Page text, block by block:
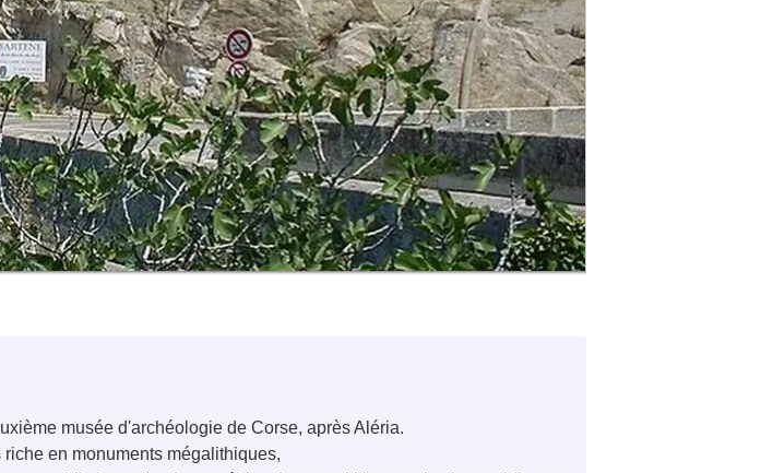
musée d'archéologie de Corse, après Aléria.
en monuments mégalithiques,